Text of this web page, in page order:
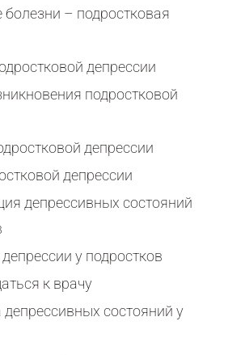
болезни – подростковая
депрессии
подростковой
депрессии
депрессии
депрессивных состояний
у подростков
к врачу
депрессивных состояний у